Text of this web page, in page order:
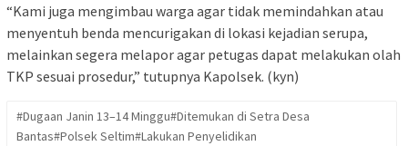
“Kami juga mengimbau warga agar tidak memindahkan atau
menyentuh benda mencurigakan di lokasi kejadian serupa,
melainkan segera melapor agar petugas dapat melakukan olah
TKP sesuai prosedur,” tutupnya Kapolsek. (kyn)
#Dugaan Janin 13–14 Minggu#Ditemukan di Setra Desa
Bantas#Polsek Seltim#Lakukan Penyelidikan